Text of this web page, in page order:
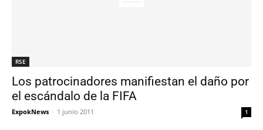
RSE
Los patrocinadores manifiestan el daño por
el escándalo de la FIFA
ExpokNews - 1 junio 2011 1